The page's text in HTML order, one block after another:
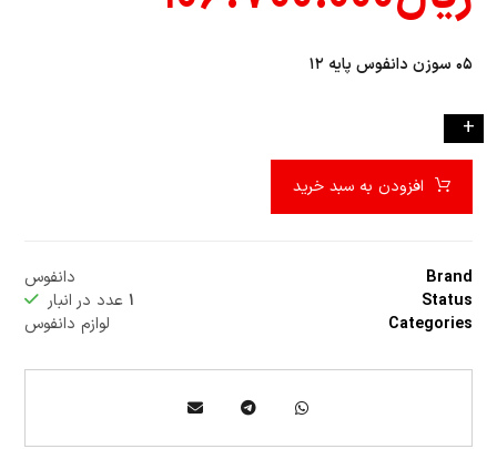
۰۵ سوزن دانفوس پايه ۱۲
+
افزودن به سبد خرید
Brand
دانفوس
Status
۱ عدد در انبار
Categories
لوازم دانفوس